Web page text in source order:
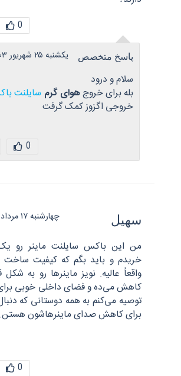
0
پاسخ متخصص یکشنبه ۲۵ شهریور ۱۴۰۳ - ۱۳:۰۵
سلام و درود
بله برای خروجهوای گرم سایلنت
خروجی اگزوز کمک گرفت
0
سهیل چهارشنبه ۱۷ مرداد ۱۴۰۳ - ۱۴:۵۰
من این باکس سایلنت ماینر رو
خریدم و باید بگم که کیفیت
واقعاً عالیه. نویز ماینرها رو به
کاهش می‌ده و فضای داخلی خوبی برای
توصیه می‌کنم به همه دوستانی که
برای کاهش صدای ماینرهاشون هستن.
0